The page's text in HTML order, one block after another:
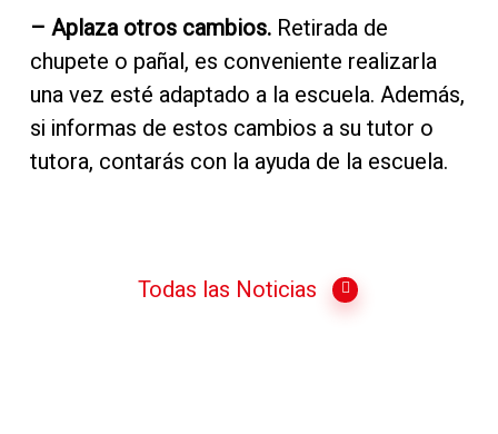
– Aplaza otros cambios.Retirada de
chupete o pañal, es conveniente realizarla
una vez esté adaptado a la escuela. Además,
si informas de estos cambios a su tutor o
tutora, contarás con la ayuda de la escuela.
Todas las Noticias